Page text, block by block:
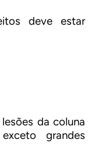
deve estar
da coluna
grandes